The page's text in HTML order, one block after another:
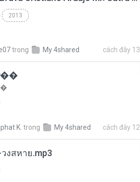
2013
trong My 4shared cách đây
K. trong My 4shared cách đây
งสหาย.mp3